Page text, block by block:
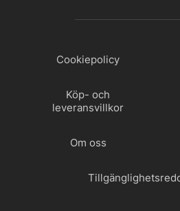
Cookiepolicy
Köp- och
leveransvillkor
Om oss